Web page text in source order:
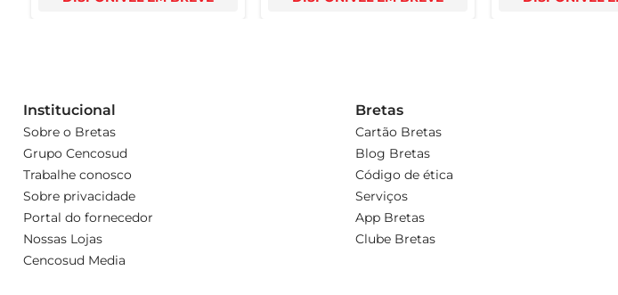
Institucional
Sobre o Bretas
Grupo Cencosud
Trabalhe conosco
Sobre privacidade
Portal do fornecedor
Nossas Lojas
Cencosud Media
Bretas
Cartão Bretas
Blog Bretas
Código de ética
Serviços
App Bretas
Clube Bretas